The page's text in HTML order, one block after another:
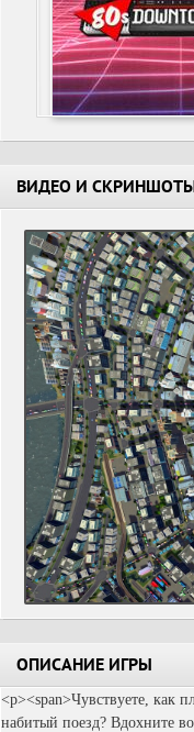
ВИДЕО И
ОПИСАНИЕ ИГРЫ
<p><span>Чувствуете, как
набитый поезд? Вдохните